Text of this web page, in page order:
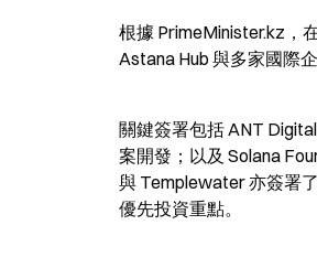
根據 PrimeMinister.kz，
Astana Hub 與多家國際
關鍵簽署包括 ANT
案開發；以及 Solana
與 Templewater 亦簽署
優先投資重點。